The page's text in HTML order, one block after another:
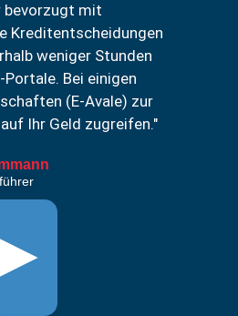
bevorzugt mit
Kreditentscheidungen
weniger Stunden
Bei einigen
(E-Avale) zur
Ihr Geld zugreifen."